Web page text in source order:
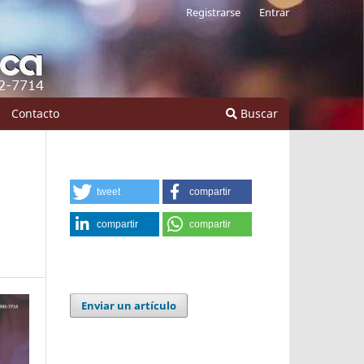
Contacto Buscar
Registrarse Entrar
tweet compartir
compartir compartir
Enviar un artículo